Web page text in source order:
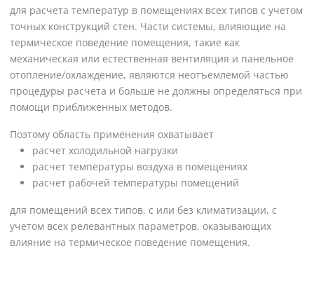
для расчета температур в помещениях всех типов с учетом
точных конструкций стен. Части системы, влияющие на
термическое поведение помещения, такие как
механическая или естественная вентиляция и панельное
отопление/охлаждение, являются неотъемлемой частью
процедуры расчета и больше не должны определяться при
помощи приближенных методов.
Поэтому область применения охватывает
расчет холодильной нагрузки
расчет температуры воздуха в помещениях
расчет рабочей температуры помещений
для помещений всех типов, с или без климатизации, с
учетом всех релевантных параметров, оказывающих
влияние на термическое поведение помещения.